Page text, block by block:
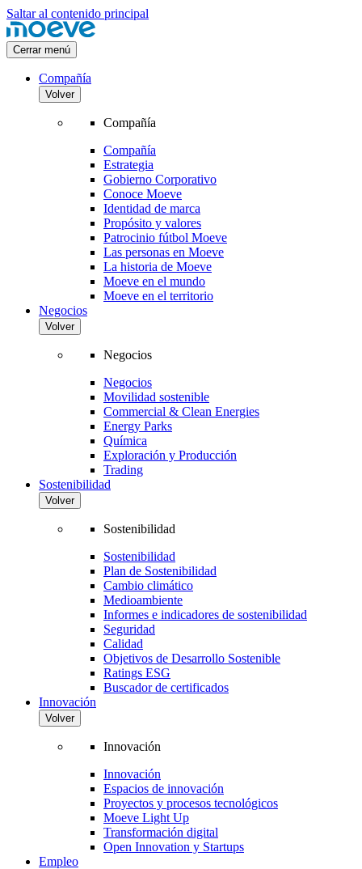
Saltar al contenido principal
Cerrar menú
Compañía
Volver
Compañía
Compañía
Estrategia
Gobierno Corporativo
Conoce Moeve
Identidad de marca
Propósito y valores
Patrocinio fútbol Moeve
Las personas en Moeve
La historia de Moeve
Moeve en el mundo
Moeve en el territorio
Negocios
Volver
Negocios
Negocios
Movilidad sostenible
Commercial & Clean Energies
Energy Parks
Química
Exploración y Producción
Trading
Sostenibilidad
Volver
Sostenibilidad
Sostenibilidad
Plan de Sostenibilidad
Cambio climático
Medioambiente
Informes e indicadores de sostenibilidad
Seguridad
Calidad
Objetivos de Desarrollo Sostenible
Ratings ESG
Buscador de certificados
Innovación
Volver
Innovación
Innovación
Espacios de innovación
Proyectos y procesos tecnológicos
Moeve Light Up
Transformación digital
Open Innovation y Startups
Empleo